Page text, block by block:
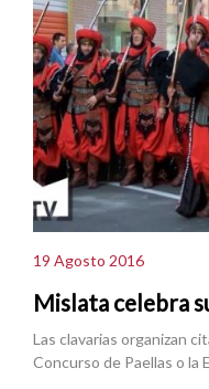
19 Agosto 2016
Mislata celebra
Las clavarias organizan
Concurso de Paellas o la